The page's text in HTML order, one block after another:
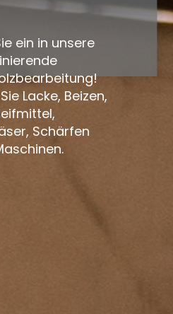
ein in unsere
Lacke, Beizen,
Schärfen